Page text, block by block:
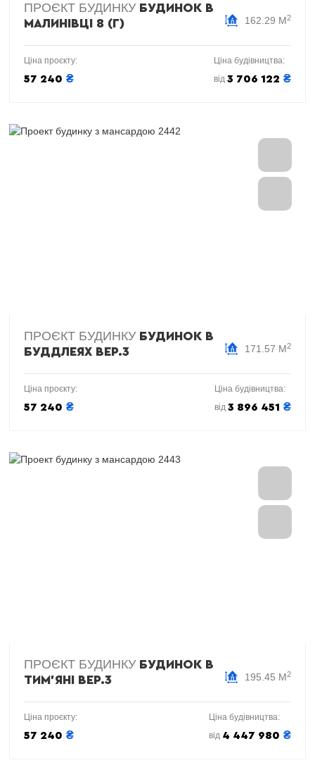
ПРОЄКТ БУДИНКУ БУДИНОК В
МАЛИНІВЦІ 8 (Г)
162.29 М2
Ціна проєкту:
57 240 ₴
Ціна будівництва:
від 3 706 122 ₴
ПРОЄКТ БУДИНКУ БУДИНОК В
БУДДЛЕЯХ ВЕР.3
171.57 М2
Ціна проєкту:
57 240 ₴
Ціна будівництва:
від 3 896 451 ₴
ПРОЄКТ БУДИНКУ БУДИНОК В
ТИМ'ЯНІ ВЕР.3
195.45 М2
Ціна проєкту:
57 240 ₴
Ціна будівництва:
від 4 447 980 ₴